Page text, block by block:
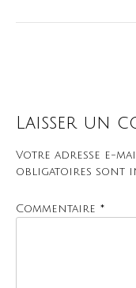
Laisser un
Votre adresse e-
obligatoires sont
Commentaire *